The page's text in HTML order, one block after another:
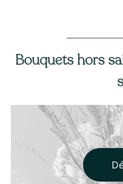
Bouquets hors